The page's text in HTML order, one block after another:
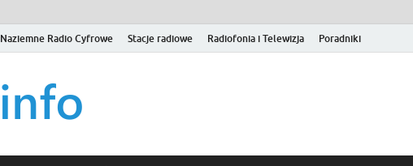
Naziemne Radio Cyfrowe Stacje radiowe Radiofonia i Telewizja Poradniki
Wideo online, VOD